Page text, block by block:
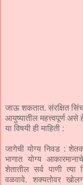
जाऊ शकतात. संरक्षित
आयुष्यातील महत्त्वपूर्ण असे
या विषयी ही माहिती :
जागेची योग्य निवड :
भागात योग्य
शेतातील सर्व पाणी
वळवावे. शक्यतोवर